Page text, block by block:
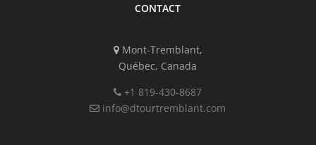
CONTACT
Mont-Tremblant,
Québec, Canada
+1 819-430-8687
info@dtourtremblant.com